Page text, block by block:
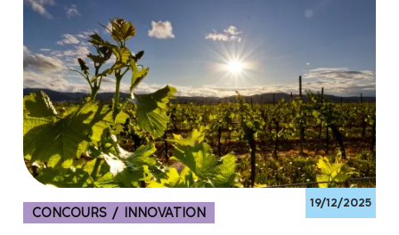
19/12/2025
CONCOURS / INNOVATION